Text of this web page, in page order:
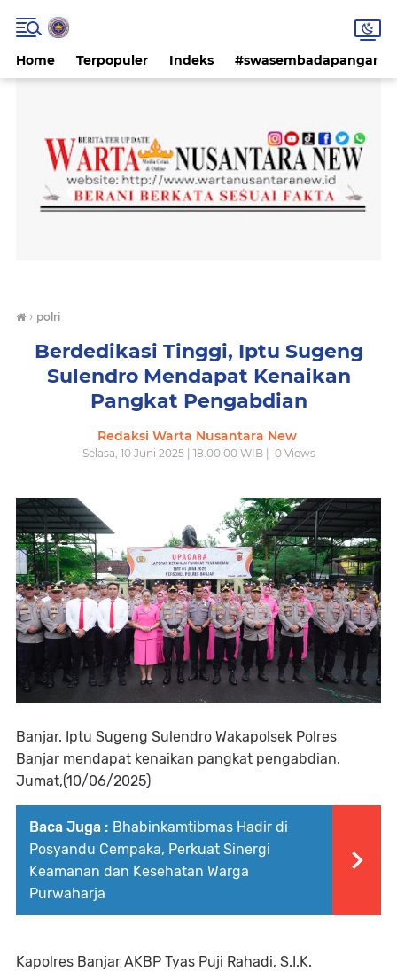
Home Terpopuler Indeks #swasembadapangan
› polri
Berdedikasi Tinggi, Iptu Sugeng
Sulendro Mendapat Kenaikan
Pangkat Pengabdian
Redaksi Warta Nusantara New
Selasa, 10 Juni 2025 | 18.00.00 WIB | 0Views
Banjar. Iptu Sugeng Sulendro Wakapolsek Polres
Banjar mendapat kenaikan pangkat pengabdian.
Jumat,(10/06/2025)
Baca Juga : Bhabinkamtibmas Hadir di
Posyandu Cempaka, Perkuat Sinergi
Keamanan dan Kesehatan Warga
Purwaharja
Kapolres Banjar AKBP Tyas Puji Rahadi, S.I.K.